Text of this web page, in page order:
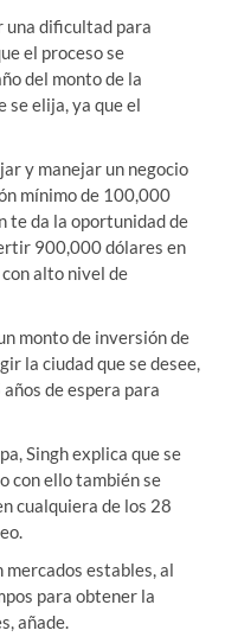
una dificultad para
el proceso se
del monto de la
se elija, ya que el
y manejar un negocio
mínimo de 100,000
te da la oportunidad de
900,000 dólares en
alto nivel de
monto de inversión de
la ciudad que se desee,
de espera para
Singh explica que se
con ello también se
cualquiera de los 28
mercados estables, al
para obtener la
añade.